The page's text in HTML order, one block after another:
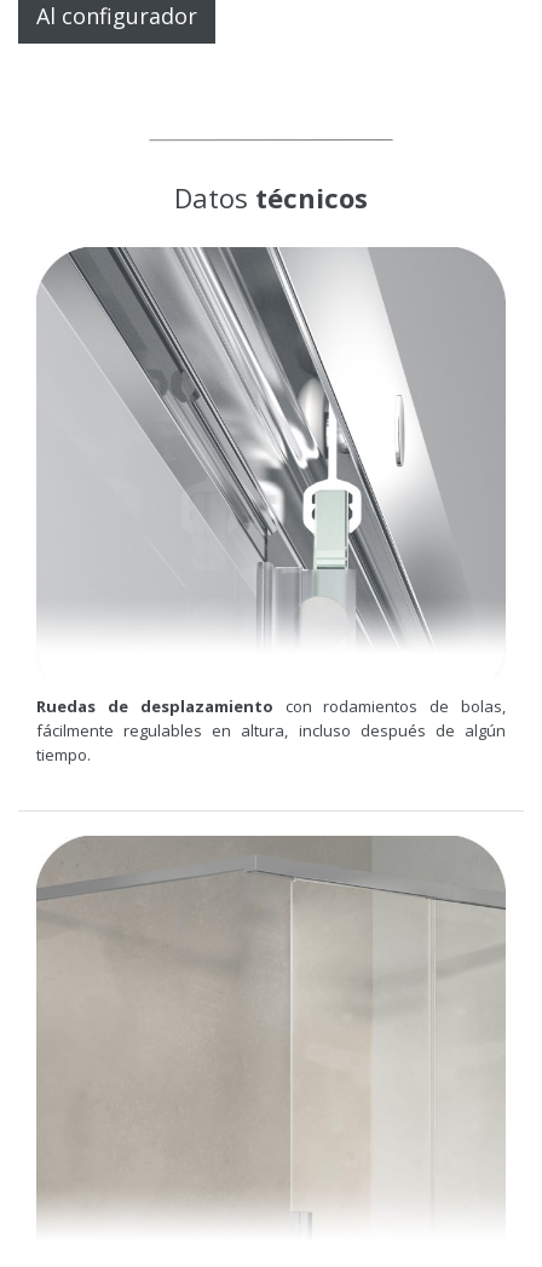
Al configurador
Datos técnicos
Ruedas de desplazamiento con rodamientos de bolas,
fácilmente regulables en altura, incluso después de algún
tiempo.